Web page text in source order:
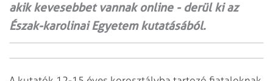
akik kevesebbet vannak online - derül ki az
Észak-karolinai Egyetem kutatásából.